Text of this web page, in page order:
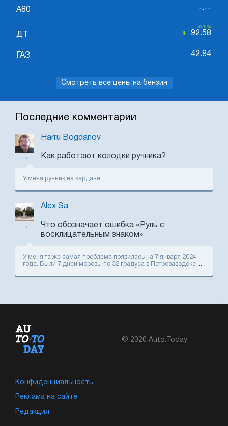
А80 -.--
ДТ
-0.51%
92.58
ГАЗ 42.94
Смотреть все цены на бензин
Последние комментарии
Harru Bogdanov
Как работают колодки ручника?
У меня ручник на кардане
Alex Sa
Что обозначает ошибка «Руль с
восклицательным знаком»
У меня та же самая проблема появилась на 7 января 2024
года. Были 7 дней морозы по 32 градуса в Петрозаводске
© 2020 Auto.Today
Конфиденциальность
Реклама на сайте
Редакция